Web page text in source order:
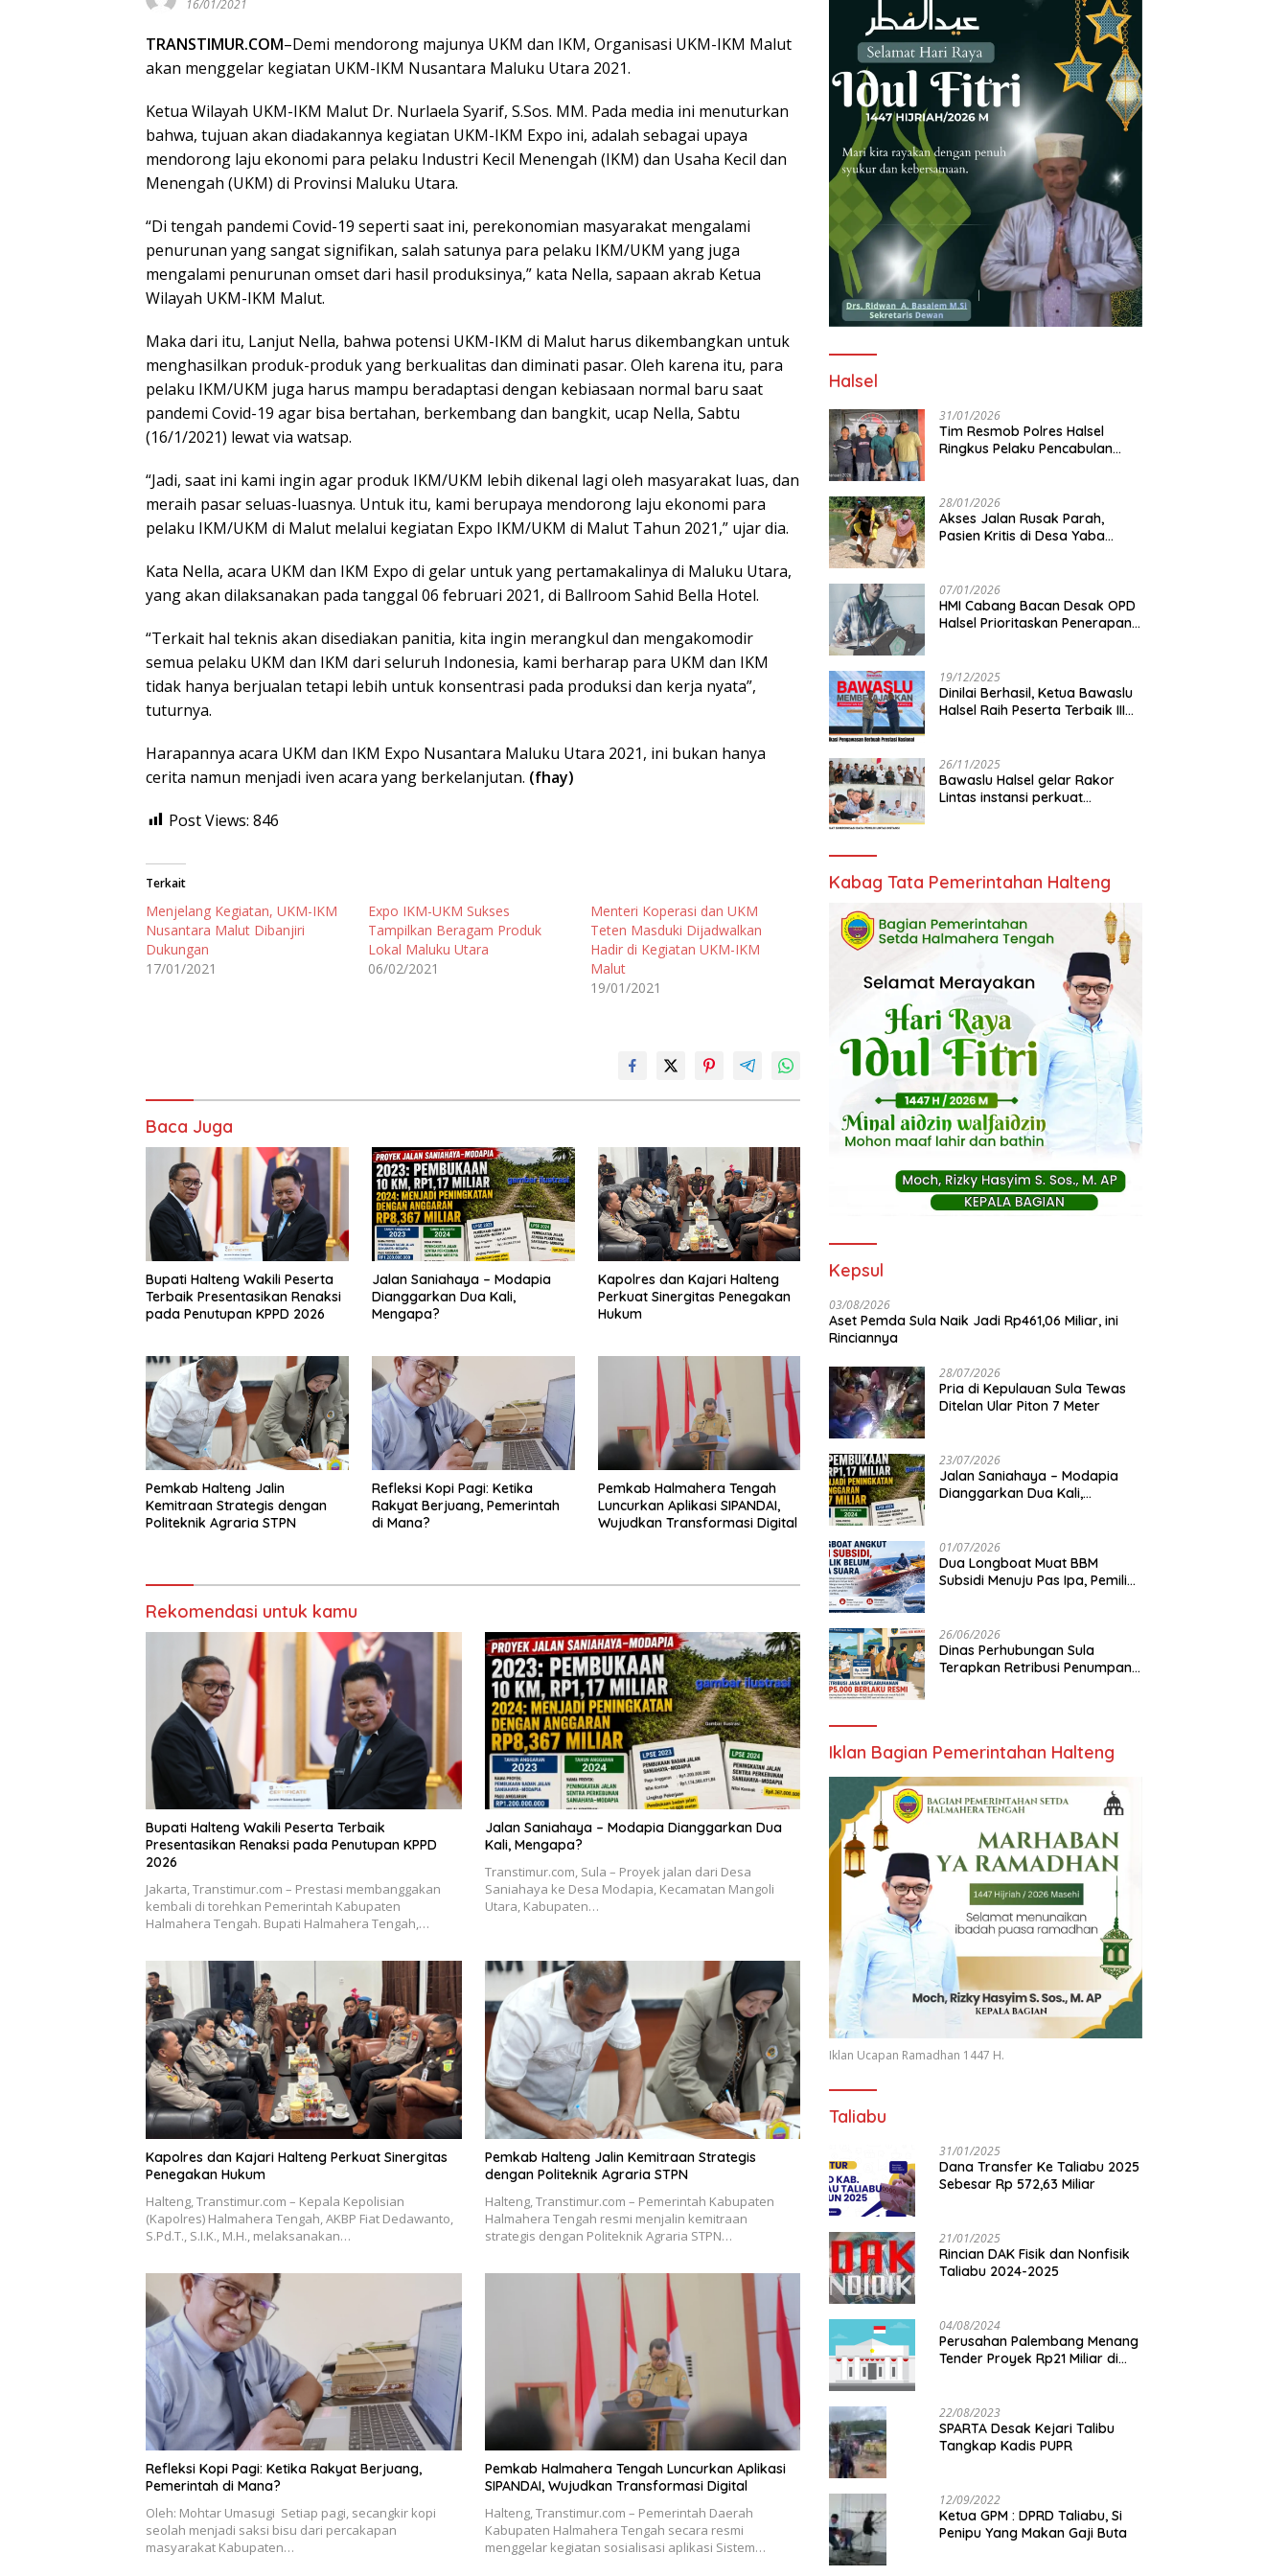
16/01/2021
TRANSTIMUR.COM–Demi mendorong majunya UKM dan IKM, Organisasi UKM-IKM Malut
akan menggelar kegiatan UKM-IKM Nusantara Maluku Utara 2021.
Ketua Wilayah UKM-IKM Malut Dr. Nurlaela Syarif, S.Sos. MM. Pada media ini menuturkan
bahwa, tujuan akan diadakannya kegiatan UKM-IKM Expo ini, adalah sebagai upaya
mendorong laju ekonomi para pelaku Industri Kecil Menengah (IKM) dan Usaha Kecil dan
Menengah (UKM) di Provinsi Maluku Utara.
“Di tengah pandemi Covid-19 seperti saat ini, perekonomian masyarakat mengalami
penurunan yang sangat signifikan, salah satunya para pelaku IKM/UKM yang juga
mengalami penurunan omset dari hasil produksinya,” kata Nella, sapaan akrab Ketua
Wilayah UKM-IKM Malut.
Maka dari itu, Lanjut Nella, bahwa potensi UKM-IKM di Malut harus dikembangkan untuk
menghasilkan produk-produk yang berkualitas dan diminati pasar. Oleh karena itu, para
pelaku IKM/UKM juga harus mampu beradaptasi dengan kebiasaan normal baru saat
pandemi Covid-19 agar bisa bertahan, berkembang dan bangkit, ucap Nella, Sabtu
(16/1/2021) lewat via watsap.
“Jadi, saat ini kami ingin agar produk IKM/UKM lebih dikenal lagi oleh masyarakat luas, dan
meraih pasar seluas-luasnya. Untuk itu, kami berupaya mendorong laju ekonomi para
pelaku IKM/UKM di Malut melalui kegiatan Expo IKM/UKM di Malut Tahun 2021,” ujar dia.
Kata Nella, acara UKM dan IKM Expo di gelar untuk yang pertamakalinya di Maluku Utara,
yang akan dilaksanakan pada tanggal 06 februari 2021, di Ballroom Sahid Bella Hotel.
“Terkait hal teknis akan disediakan panitia, kita ingin merangkul dan mengakomodir
semua pelaku UKM dan IKM dari seluruh Indonesia, kami berharap para UKM dan IKM
tidak hanya berjualan tetapi lebih untuk konsentrasi pada produksi dan kerja nyata”,
tuturnya.
Harapannya acara UKM dan IKM Expo Nusantara Maluku Utara 2021, ini bukan hanya
cerita namun menjadi iven acara yang berkelanjutan. (fhay)
Post Views: 846
Terkait
Menjelang Kegiatan, UKM-IKM
Nusantara Malut Dibanjiri
Dukungan
17/01/2021
Expo IKM-UKM Sukses
Tampilkan Beragam Produk
Lokal Maluku Utara
06/02/2021
Menteri Koperasi dan UKM
Teten Masduki Dijadwalkan
Hadir di Kegiatan UKM-IKM
Malut
19/01/2021
Baca Juga
Bupati Halteng Wakili Peserta
Terbaik Presentasikan Renaksi
pada Penutupan KPPD 2026
Jalan Saniahaya – Modapia
Dianggarkan Dua Kali,
Mengapa?
Kapolres dan Kajari Halteng
Perkuat Sinergitas Penegakan
Hukum
Pemkab Halteng Jalin
Kemitraan Strategis dengan
Politeknik Agraria STPN
Refleksi Kopi Pagi: Ketika
Rakyat Berjuang, Pemerintah
di Mana?
Pemkab Halmahera Tengah
Luncurkan Aplikasi SIPANDAI,
Wujudkan Transformasi Digital
Rekomendasi untuk kamu
Bupati Halteng Wakili Peserta Terbaik
Presentasikan Renaksi pada Penutupan KPPD
2026
Jakarta, Transtimur.com – Prestasi membanggakan
kembali di torehkan Pemerintah Kabupaten
Halmahera Tengah. Bupati Halmahera Tengah,…
Jalan Saniahaya – Modapia Dianggarkan Dua
Kali, Mengapa?
Transtimur.com, Sula – Proyek jalan dari Desa
Saniahaya ke Desa Modapia, Kecamatan Mangoli
Utara, Kabupaten…
Kapolres dan Kajari Halteng Perkuat Sinergitas
Penegakan Hukum
Halteng, Transtimur.com – Kepala Kepolisian
(Kapolres) Halmahera Tengah, AKBP Fiat Dedawanto,
S.Pd.T., S.I.K., M.H., melaksanakan…
Pemkab Halteng Jalin Kemitraan Strategis
dengan Politeknik Agraria STPN
Halteng, Transtimur.com – Pemerintah Kabupaten
Halmahera Tengah resmi menjalin kemitraan
strategis dengan Politeknik Agraria STPN…
Refleksi Kopi Pagi: Ketika Rakyat Berjuang,
Pemerintah di Mana?
Oleh: Mohtar Umasugi Setiap pagi, secangkir kopi
seolah menjadi saksi bisu dari percakapan
masyarakat Kabupaten…
Pemkab Halmahera Tengah Luncurkan Aplikasi
SIPANDAI, Wujudkan Transformasi Digital
Halteng, Transtimur.com – Pemerintah Daerah
Kabupaten Halmahera Tengah secara resmi
menggelar kegiatan sosialisasi aplikasi Sistem…
Halsel
31/01/2026
Tim Resmob Polres Halsel
Ringkus Pelaku Pencabulan
28/01/2026
Akses Jalan Rusak Parah,
Pasien Kritis di Desa Yaba
07/01/2026
HMI Cabang Bacan Desak OPD
Halsel Prioritaskan Penerapan
19/12/2025
Dinilai Berhasil, Ketua Bawaslu
Halsel Raih Peserta Terbaik III
26/11/2025
Bawaslu Halsel gelar Rakor
Lintas instansi perkuat
Kabag Tata Pemerintahan Halteng
Kepsul
03/08/2026
Aset Pemda Sula Naik Jadi Rp461,06 Miliar, ini
Rinciannya
28/07/2026
Pria di Kepulauan Sula Tewas
Ditelan Ular Piton 7 Meter
23/07/2026
Jalan Saniahaya – Modapia
Dianggarkan Dua Kali,
01/07/2026
Dua Longboat Muat BBM
Subsidi Menuju Pas Ipa, Pemilik
26/06/2026
Dinas Perhubungan Sula
Terapkan Retribusi Penumpang
Iklan Bagian Pemerintahan Halteng
Iklan Ucapan Ramadhan 1447 H.
Taliabu
31/01/2025
Dana Transfer Ke Taliabu 2025
Sebesar Rp 572,63 Miliar
21/01/2025
Rincian DAK Fisik dan Nonfisik
Taliabu 2024-2025
04/08/2024
Perusahan Palembang Menang
Tender Proyek Rp21 Miliar di
22/08/2023
SPARTA Desak Kejari Talibu
Tangkap Kadis PUPR
12/09/2022
Ketua GPM : DPRD Taliabu, Si
Penipu Yang Makan Gaji Buta